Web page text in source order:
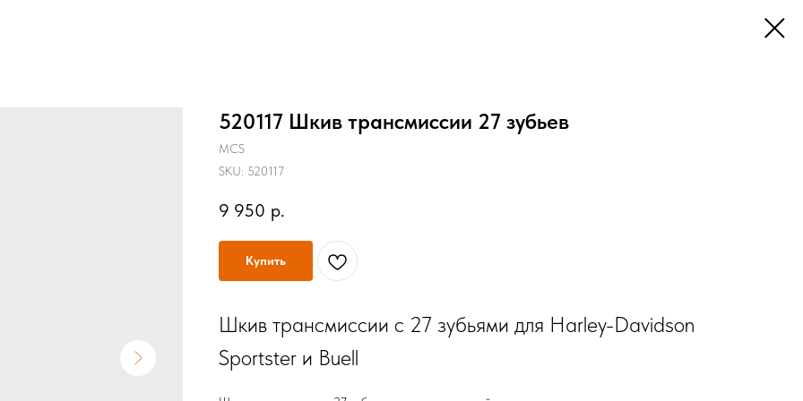
520117 Шкив трансмиссии 27 зубьев
MCS
SKU: 520117
9 950 р.
Купить
Шкив трансмиссии с 27 зубьями для Harley-Davidson
Sportster и Buell